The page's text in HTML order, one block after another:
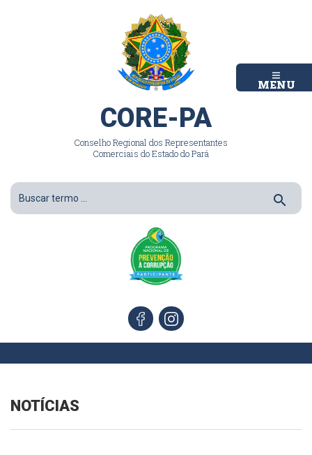
MENU
CORE-PA
Conselho Regional dos Representantes
Comerciais do Estado do Pará
search
NOTÍCIAS